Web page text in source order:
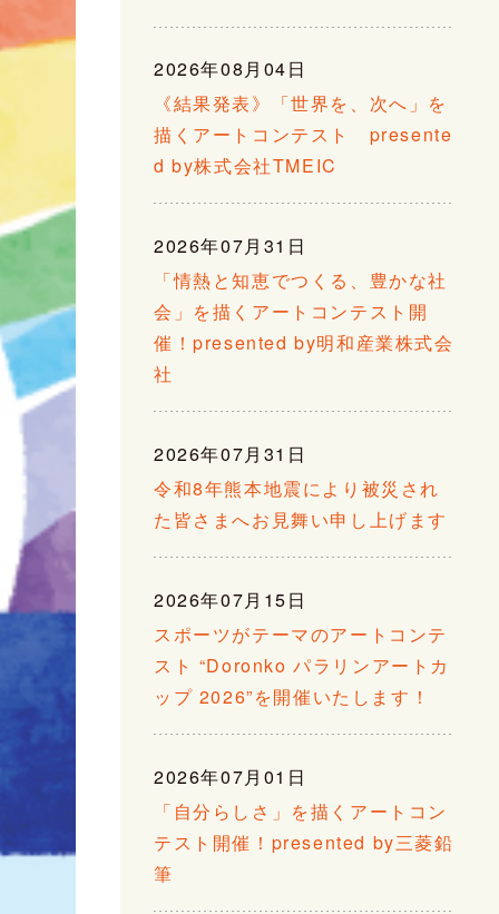
2026年08月04日
《結果発表》「世界を、次へ」を
描くアートコンテスト presente
d by株式会社TMEIC
2026年07月31日
「情熱と知恵でつくる、豊かな社
会」を描くアートコンテスト開
催！presented by明和産業株式会
社
2026年07月31日
令和8年熊本地震により被災され
た皆さまへお見舞い申し上げます
2026年07月15日
スポーツがテーマのアートコンテ
スト “Doronko パラリンアートカ
ップ 2026”を開催いたします！
2026年07月01日
「自分らしさ」を描くアートコン
テスト開催！presented by三菱鉛
筆